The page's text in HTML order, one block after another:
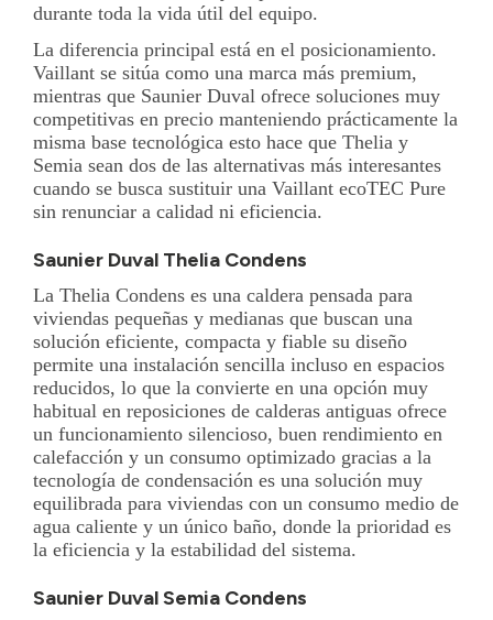
durante toda la vida útil del equipo.
La diferencia principal está en el posicionamiento.
Vaillant se sitúa como una marca más premium,
mientras que Saunier Duval ofrece soluciones muy
competitivas en precio manteniendo prácticamente la
misma base tecnológica esto hace que Thelia y
Semia sean dos de las alternativas más interesantes
cuando se busca sustituir una Vaillant ecoTEC Pure
sin renunciar a calidad ni eficiencia.
Saunier Duval Thelia Condens
La Thelia Condens es una caldera pensada para
viviendas pequeñas y medianas que buscan una
solución eficiente, compacta y fiable su diseño
permite una instalación sencilla incluso en espacios
reducidos, lo que la convierte en una opción muy
habitual en reposiciones de calderas antiguas ofrece
un funcionamiento silencioso, buen rendimiento en
calefacción y un consumo optimizado gracias a la
tecnología de condensación es una solución muy
equilibrada para viviendas con un consumo medio de
agua caliente y un único baño, donde la prioridad es
la eficiencia y la estabilidad del sistema.
Saunier Duval Semia Condens